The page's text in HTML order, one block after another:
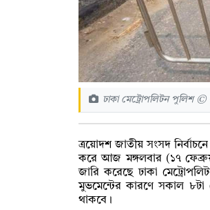
ঢাকা মেট্রোপলিটন পুলিশ ©
ত্রয়োদশ জাতীয় সংসদ
করে আজ মঙ্গলবার (১৭
জারি করেছে ঢাকা
মুভমেন্টের কারণে সকাল ৮টা
থাকবে।